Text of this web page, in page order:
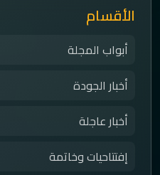
الأقسام
أبواب المجلة
أخبار الجودة
أخبار عاجلة
إفتتاحيات وخاتمة